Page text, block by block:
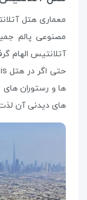
معماری هتل
مصنوعی پالم
آتلانتیس الهام
ها و رستوران های
های دیدنی آن لذت